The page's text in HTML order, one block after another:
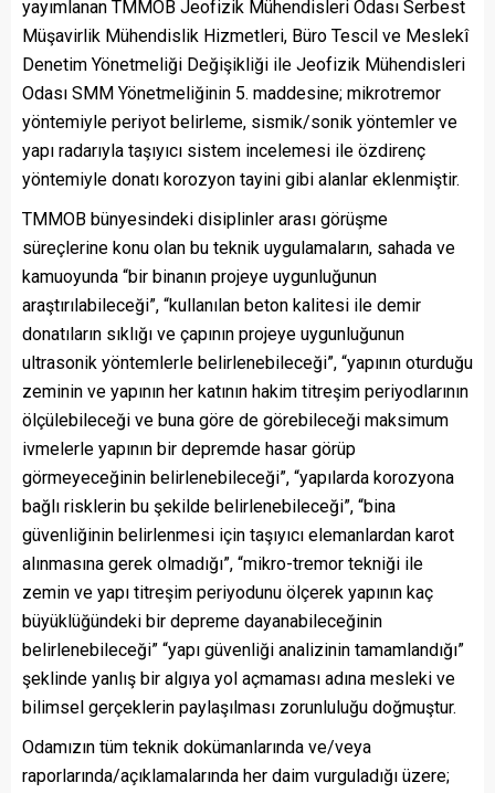
yayımlanan TMMOB Jeofizik Mühendisleri Odası Serbest
Müşavirlik Mühendislik Hizmetleri, Büro Tescil ve Meslekî
Denetim Yönetmeliği Değişikliği ile Jeofizik Mühendisleri
Odası SMM Yönetmeliğinin 5. maddesine; mikrotremor
yöntemiyle periyot belirleme, sismik/sonik yöntemler ve
yapı radarıyla taşıyıcı sistem incelemesi ile özdirenç
yöntemiyle donatı korozyon tayini gibi alanlar eklenmiştir.
TMMOB bünyesindeki disiplinler arası görüşme
süreçlerine konu olan bu teknik uygulamaların, sahada ve
kamuoyunda “bir binanın projeye uygunluğunun
araştırılabileceği”, “kullanılan beton kalitesi ile demir
donatıların sıklığı ve çapının projeye uygunluğunun
ultrasonik yöntemlerle belirlenebileceği”, “yapının oturduğu
zeminin ve yapının her katının hakim titreşim periyodlarının
ölçülebileceği ve buna göre de görebileceği maksimum
ivmelerle yapının bir depremde hasar görüp
görmeyeceğinin belirlenebileceği”, “yapılarda korozyona
bağlı risklerin bu şekilde belirlenebileceği”, “bina
güvenliğinin belirlenmesi için taşıyıcı elemanlardan karot
alınmasına gerek olmadığı”, “mikro-tremor tekniği ile
zemin ve yapı titreşim periyodunu ölçerek yapının kaç
büyüklüğündeki bir depreme dayanabileceğinin
belirlenebileceği” “yapı güvenliği analizinin tamamlandığı”
şeklinde yanlış bir algıya yol açmaması adına mesleki ve
bilimsel gerçeklerin paylaşılması zorunluluğu doğmuştur.
Odamızın tüm teknik dokümanlarında ve/veya
raporlarında/açıklamalarında her daim vurguladığı üzere;